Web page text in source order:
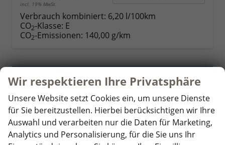
incl. 19% MwSt.
Verbrauch kombiniert: 6,20 l/100km
CO2-Klasse: E
CO2-Emissionen: 140,00 g/km
ab 323,– € mtl.
Wir respektieren Ihre Privatsphäre
Unsere Website setzt Cookies ein, um unsere Dienste
für Sie bereitzustellen. Hierbei berücksichtigen wir Ihre
Auswahl und verarbeiten nur die Daten für Marketing,
Analytics und Personalisierung, für die Sie uns Ihr